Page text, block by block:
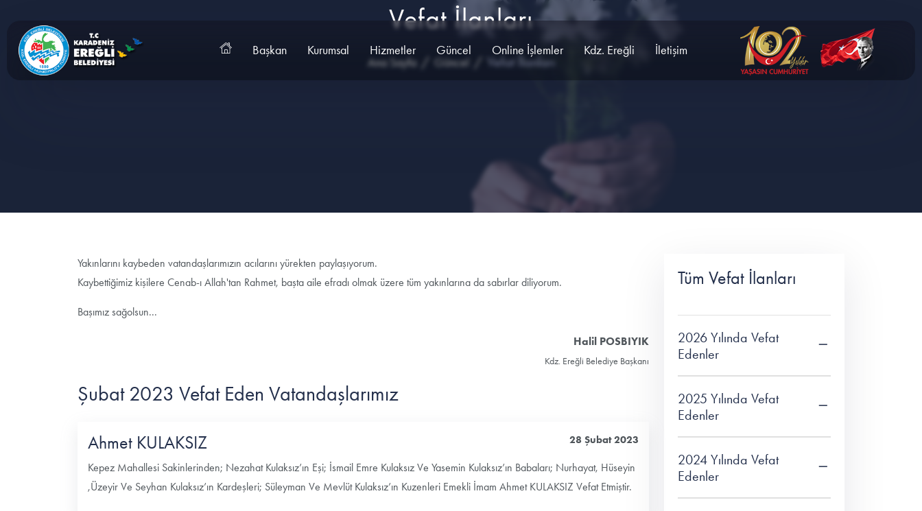
Başkan Kurumsal Hizmetler Güncel Online İşlemler Kdz. Ereğli İletişim
Vefat İlanları
Ana Sayfa Güncel Vefat İlanları
Yakınlarını kaybeden vatandaşlarımızın acılarını yürekten paylaşıyorum.
Kaybettiğimiz kişilere Cenab-ı Allah'tan Rahmet, başta aile efradı olmak üzere tüm yakınlarına da sabırlar diliyorum.
Başımız sağolsun...
Halil POSBIYIK
Kdz. Ereğli Belediye Başkanı
Şubat 2023 Vefat Eden Vatandaşlarımız
Ahmet KULAKSIZ 28 Şubat 2023
Kepez Mahallesi Sakinlerinden; Nezahat Kulaksız’ın Eşi; İsmail Emre Kulaksız Ve Yasemin Kulaksız’ın Babaları; Nurhayat, Hüseyin
,Üzeyir Ve Seyhan Kulaksız’ın Kardeşleri; Süleyman Ve Mevlüt Kulaksız’ın Kuzenleri Emekli İmam Ahmet KULAKSIZ Vefat Etmiştir.
Tüm Vefat İlanları
2026 Yılında Vefat
Edenler
2025 Yılında Vefat
Edenler
2024 Yılında Vefat
Edenler